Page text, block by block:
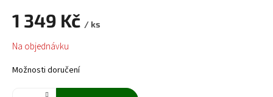
1 349 Kč / ks
Měrná
cena:
Na objednávku
Možnosti doručení